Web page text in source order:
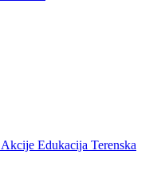
Akcije Edukacija Terenska